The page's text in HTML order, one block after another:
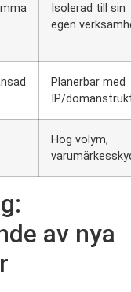
Isolerad till sin
egen
Planerbar med
IP/
Hög volym,
av nya